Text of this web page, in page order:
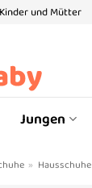
und Mütter
Jungen
» Hausschuhe